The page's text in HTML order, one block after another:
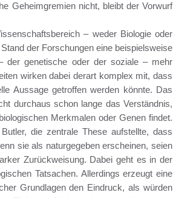
Geheimgremien nicht, bleibt der Vorwurf
– weder Biologie oder
der Forschungen eine beispielsweise
der genetische oder der soziale – mehr
wirken dabei derart komplex mit, dass
Aussage getroffen werden könnte. Das
durchaus schon lange das Verständnis,
Merkmalen oder Genen findet.
die zentrale These aufstellte, dass
sie als naturgegeben erscheinen, seien
Zurückweisung. Dabei geht es in der
Tatsachen. Allerdings erzeugt eine
Grundlagen den Eindruck, als würden